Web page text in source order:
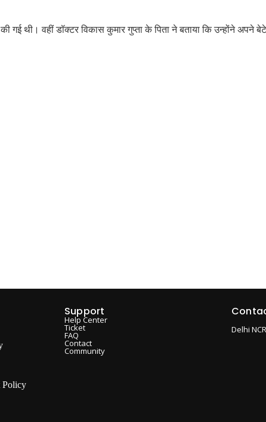
गई थी। वहीं डॉक्टर विकास कुमार गुप्ता के पिता ने बताया कि उन्होंने अपने
Support
Help Center
Ticket
FAQ
Contact
Community
Delhi NCR